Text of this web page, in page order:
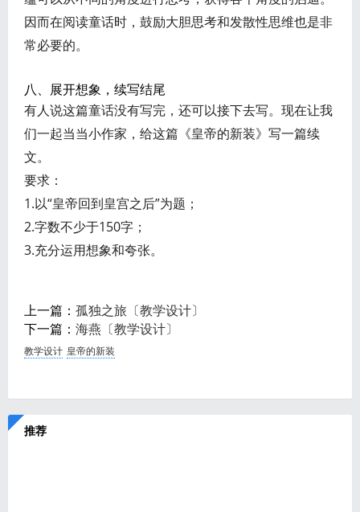
因而在阅读童话时，鼓励大胆思考和发散性思维也是非
常必要的。
八、展开想象，续写结尾
有人说这篇童话没有写完，还可以接下去写。现在让我
们一起当当小作家，给这篇《皇帝的新装》写一篇续
文。
要求：
1.以“皇帝回到皇宫之后”为题；
2.字数不少于150字；
3.充分运用想象和夸张。
上一篇： 孤独之旅〔教学设计〕
下一篇： 海燕〔教学设计〕
教学设计 皇帝的新装
推荐